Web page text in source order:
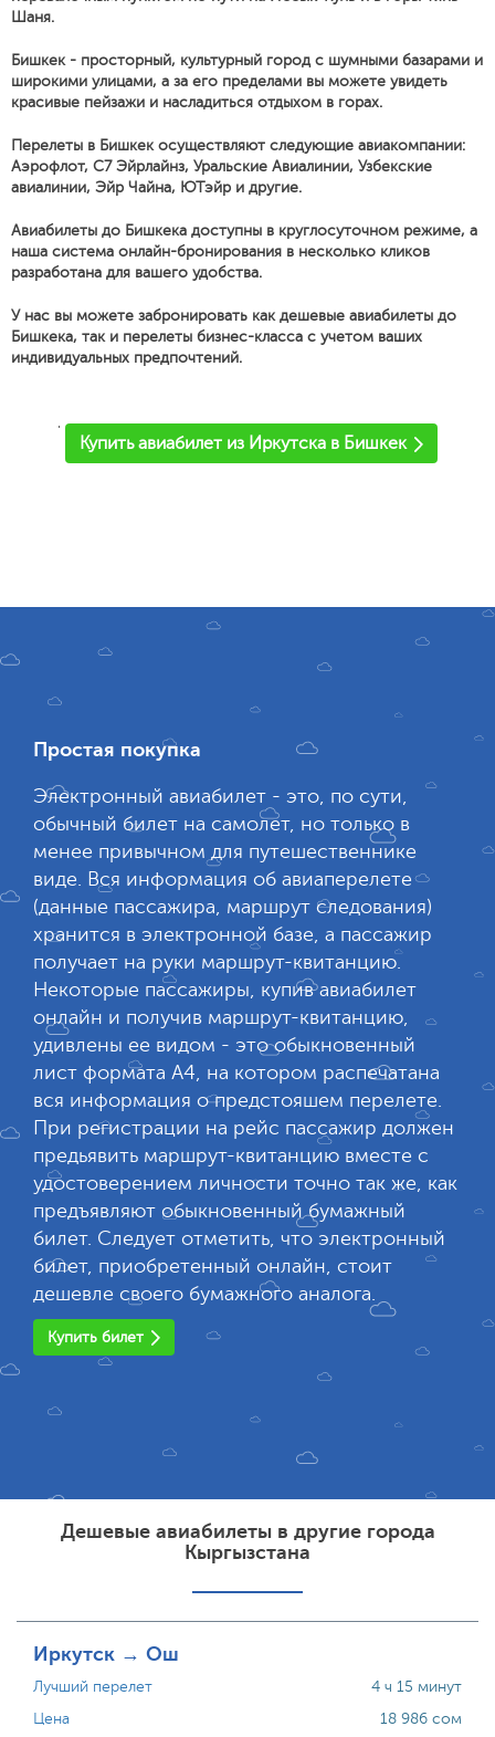
Шаня.
Бишкек - просторный, культурный город с шумными базарами и
широкими улицами, а за его пределами вы можете увидеть
красивые пейзажи и насладиться отдыхом в горах.
Перелеты в Бишкек осуществляют следующие авиакомпании:
Аэрофлот, С7 Эйрлайнз, Уральские Авиалинии, Узбекские
авиалинии, Эйр Чайна, ЮТэйр и другие.
Авиабилеты до Бишкека доступны в круглосуточном режиме, а
наша система онлайн-бронирования в несколько кликов
разработана для вашего удобства.
У нас вы можете забронировать как дешевые авиабилеты до
Бишкека, так и перелеты бизнес-класса с учетом ваших
индивидуальных предпочтений.
'
Купить авиабилет из Иркутска в Бишкек
Простая покупка
Электронный авиабилет - это, по сути,
обычный билет на самолет, но только в
менее привычном для путешественнике
виде. Вся информация об авиаперелете
(данные пассажира, маршрут следования)
хранится в электронной базе, а пассажир
получает на руки маршрут-квитанцию.
Некоторые пассажиры, купив авиабилет
онлайн и получив маршрут-квитанцию,
удивлены ее видом - это обыкновенный
лист формата А4, на котором распечатана
вся информация о предстояшем перелете.
При регистрации на рейс пассажир должен
предьявить маршрут-квитанцию вместе с
удостоверением личности точно так же, как
предъявляют обыкновенный бумажный
билет. Следует отметить, что электронный
билет, приобретенный онлайн, стоит
дешевле своего бумажного аналога.
Купить билет
Дешевые авиабилеты в другие города
Кыргызстана
Иркутск → Ош
Лучший перелет
Цена
4 ч 15 минут
18 986 сом